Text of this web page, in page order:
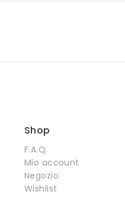
Shop
F.A.Q.
Mio account
Negozio
Wishlist